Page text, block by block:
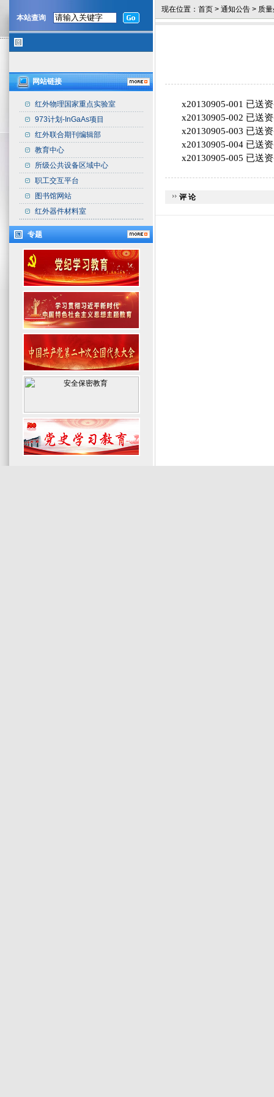
本站查询
网站链接
红外物理国家重点实验室
973计划-InGaAs项目
红外联合期刊编辑部
教育中心
所级公共设备区域中心
职工交互平台
图书馆网站
红外器件材料室
专题
现在位置： 首页 > 通知公告 > 质
x20130905-001 已送
x20130905-002 已送
x20130905-003 已送
x20130905-004 已送
x20130905-005 已送
评 论